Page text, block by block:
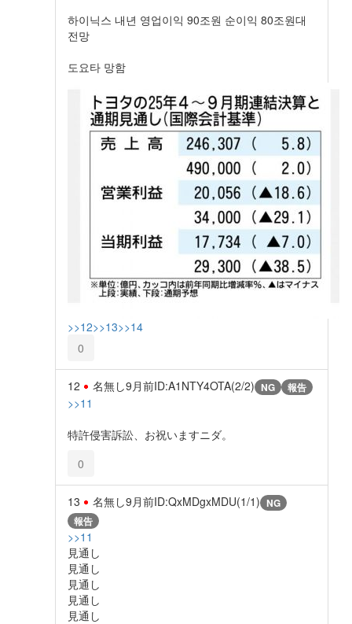
하이닉스 내년 영업이익 90조원 순이익 80조원대
전망
도요타 망함
>>12>>13>>14
0
12 名無し9月前ID:A1NTY4OTA(2/2) NG 報告
>>11
特許侵害訴訟、お祝いますニダ。
0
13 名無し9月前ID:QxMDgxMDU(1/1) NG
報告
>>11
見通し
見通し
見通し
見通し
見通し